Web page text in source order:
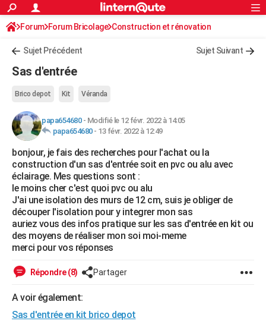
ACTUALITÉS
Politique
Société
Faits Divers
Education
Monde
Villes
+
AUTO
Essais
Réserver un essai
Citadines
Berlines
SUV
Forum auto
+HIGH-TECH
Mobiles
Meilleur smartphone
Internet
Ordinateurs
Jeux vidéo
Guide high-tech
+BRICOLAGE
Forum
Aménagement intérieur
Extérieur
Cuisine
Salle de bains
Jardinage
Rangement
WEEK-END
Guides de France
Escapades
Patrimoine
Expositions
Musées
Week-end nature
+LIFESTYLE
Art de vivre
Bien-être
Loisirs
Mode
Modes de vie
SANTE
Alimentation
Guide de la santé
Maladies
Médicaments
Sommeil
Destinations
City break
Voyage nature
Voyage de noces
Forum
Climat
GUIDES D'ACHAT
Rechercher
S'inscrire
Connexion
Forum Forum Bricolage Construction et rénovation
Sujet Précédent Sujet Suivant
Sas d'entrée
Brico depot Kit Véranda
papa654680- Modifié le 12 févr. 2022 à 14:05
papa654680- 13 févr. 2022 à 12:49
bonjour, je fais des recherches pour l'achat ou la
construction d'un sas d'entrée soit en pvc ou alu avec
éclairage. Mes questions sont :
le moins cher c'est quoi pvc ou alu
J'ai une isolation des murs de 12 cm, suis je obliger de
découper l'isolation pour y integrer mon sas
auriez vous des infos pratique sur les sas d'entrée en kit ou
des moyens de réaliser mon soi moi-meme
merci pour vos réponses
Répondre (8) Partager
A voir également:
Sas d'entrée en kit brico depot